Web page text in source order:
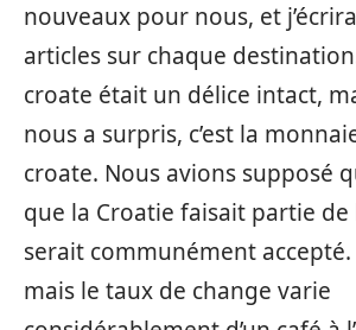
nouveaux pour nous, et
articles sur chaque
croate était un délice intact,
nous a surpris, c’est la
croate. Nous avions supposé
que la Croatie faisait partie de
serait communément accepté.
mais le taux de change varie